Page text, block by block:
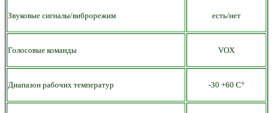
Звуковые сигналы/виброрежим есть/нет
Голосовые команды VOX
Диапазон рабочих температур -30 +60 С°